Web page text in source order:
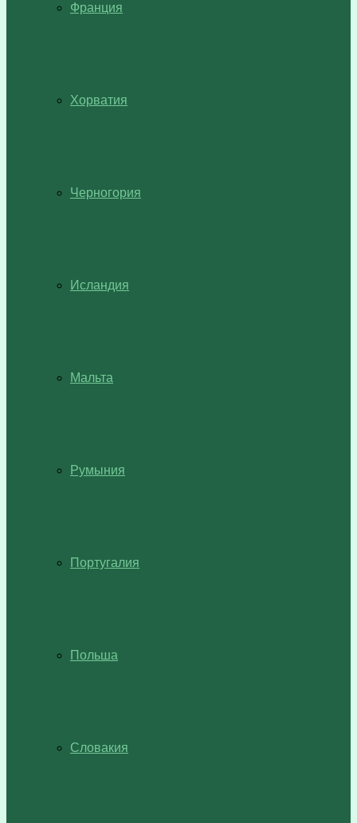
Франция
Хорватия
Черногория
Исландия
Мальта
Румыния
Португалия
Польша
Словакия